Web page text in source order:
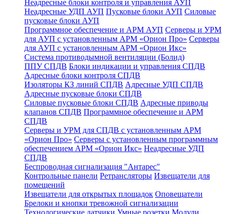
Неадресные блоки контроля и управления АУП
Неадресные УДП АУП Пусковые блоки АУП Силовые
пусковые блоки АУП
Программное обеспечение и АРМ АУП Серверы и УРМ
для АУП с установленным АРМ «Орион Про» Серверы
для АУП с установленным АРМ «Орион Икс»
Система противодымной вентиляции (Болид)
ППУ СПДВ Блоки индикации и управления СПДВ
Адресные блоки контроля СПДВ
Изоляторы КЗ линий СПДВ Адресные УДП СПДВ
Адресные пусковые блоки СПДВ
Силовые пусковые блоки СПДВ Адресные приводы
клапанов СПДВ Программное обеспечение и АРМ
СПДВ
Серверы и УРМ для СПДВ с установленным АРМ
«Орион Про» Серверы с установленным программным
обеспечением АРМ «Орион Икс» Неадресные УДП
СПДВ
Беспроводная сигнализация "Антарес"
Контрольные панели Ретрансляторы Извещатели для
помещений
Извещатели для открытых площадок Оповещатели
Брелоки и кнопки тревожной сигнализации
Технологические датчики Умные розетки Модули